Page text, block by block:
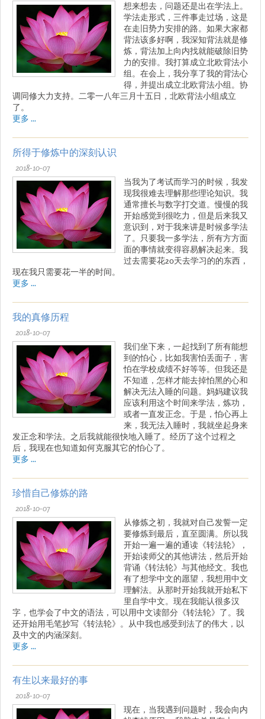
想来想去，问题还是出在学法上。
学法走形式，三件事走过场，这是
在走旧势力安排的路。如果大家都
背法该多好啊，我深知背法就是修
炼，背法加上向内找就能破除旧势
力的安排。我打算成立北欧背法小
组。在会上，我分享了我的背法心
得，并提出成立北欧背法小组。协
调同修大力支持。二零一八年三月十五日，北欧背法小组成立
了。
更多 ...
所得于修炼中的深刻认识
2018-10-07
当我为了考试而学习的时候，我发
现我很难去理解那些理论知识。我
通常擅长与数字打交道。慢慢的我
开始感觉到很吃力，但是后来我又
意识到，对于我来讲是时候多学法
了。只要我一多学法，所有方方面
面的事情就变得容易解决起来。我
过去需要花20天去学习的的东西，
现在我只需要花一半的时间。
更多 ...
我的真修历程
2018-10-07
我们坐下来，一起找到了所有能想
到的怕心，比如我害怕丢面子，害
怕在学校成绩不好等等。但我还是
不知道，怎样才能去掉怕黑的心和
解决无法入睡的问题。妈妈建议我
应该利用这个时间来学法，炼功，
或者一直发正念。于是，怕心再上
来，我无法入睡时，我就坐起身来
发正念和学法。之后我就能很快地入睡了。经历了这个过程之
后，我现在也知道如何克服其它的怕心了。
更多 ...
珍惜自己修炼的路
2018-10-07
从修炼之初，我就对自己发誓一定
要修炼到最后，直至圆满。所以我
开始一遍一遍的通读《转法轮》，
开始读师父的其他讲法，然后开始
背诵《转法轮》与其他经文。我也
有了想学中文的愿望，我想用中文
理解法。从那时开始我就开始私下
里自学中文。现在我能认很多汉
字，也学会了中文的语法，可以用中文读部分《转法轮》了。我
还开始用毛笔抄写《转法轮》。从中我也感受到法了的伟大，以
及中文的内涵深刻。
更多 ...
有生以来最好的事
2018-10-07
现在，当我遇到问题时，我会向内